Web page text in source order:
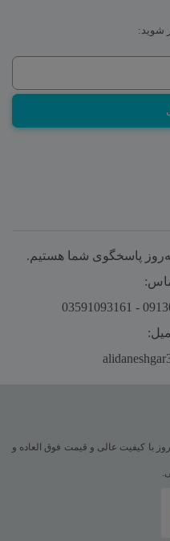
شوید:
با کیفیت عالی و قیمت فوق العاده و